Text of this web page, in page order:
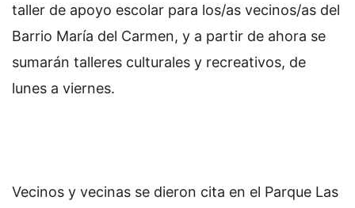
taller de apoyo escolar para los/as vecinos/as del
Barrio María del Carmen, y a partir de ahora se
sumarán talleres culturales y recreativos, de
lunes a viernes.
Vecinos y vecinas se dieron cita en el Parque Las